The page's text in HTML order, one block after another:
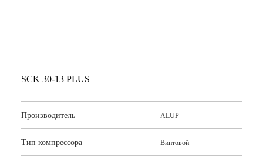
SCK 30-13 PLUS
Производитель ALUP
Тип компрессора Винтовой